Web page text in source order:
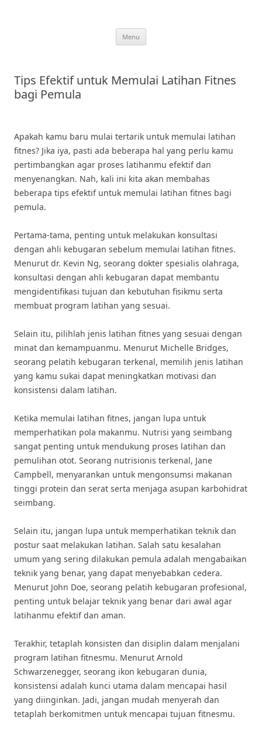
Menu
Tips Efektif untuk Memulai Latihan Fitnes
bagi Pemula
Apakah kamu baru mulai tertarik untuk memulai latihan
fitnes? Jika iya, pasti ada beberapa hal yang perlu kamu
pertimbangkan agar proses latihanmu efektif dan
menyenangkan. Nah, kali ini kita akan membahas
beberapa tips efektif untuk memulai latihan fitnes bagi
pemula.
Pertama-tama, penting untuk melakukan konsultasi
dengan ahli kebugaran sebelum memulai latihan fitnes.
Menurut dr. Kevin Ng, seorang dokter spesialis olahraga,
konsultasi dengan ahli kebugaran dapat membantu
mengidentifikasi tujuan dan kebutuhan fisikmu serta
membuat program latihan yang sesuai.
Selain itu, pilihlah jenis latihan fitnes yang sesuai dengan
minat dan kemampuanmu. Menurut Michelle Bridges,
seorang pelatih kebugaran terkenal, memilih jenis latihan
yang kamu sukai dapat meningkatkan motivasi dan
konsistensi dalam latihan.
Ketika memulai latihan fitnes, jangan lupa untuk
memperhatikan pola makanmu. Nutrisi yang seimbang
sangat penting untuk mendukung proses latihan dan
pemulihan otot. Seorang nutrisionis terkenal, Jane
Campbell, menyarankan untuk mengonsumsi makanan
tinggi protein dan serat serta menjaga asupan karbohidrat
seimbang.
Selain itu, jangan lupa untuk memperhatikan teknik dan
postur saat melakukan latihan. Salah satu kesalahan
umum yang sering dilakukan pemula adalah mengabaikan
teknik yang benar, yang dapat menyebabkan cedera.
Menurut John Doe, seorang pelatih kebugaran profesional,
penting untuk belajar teknik yang benar dari awal agar
latihanmu efektif dan aman.
Terakhir, tetaplah konsisten dan disiplin dalam menjalani
program latihan fitnesmu. Menurut Arnold
Schwarzenegger, seorang ikon kebugaran dunia,
konsistensi adalah kunci utama dalam mencapai hasil
yang diinginkan. Jadi, jangan mudah menyerah dan
tetaplah berkomitmen untuk mencapai tujuan fitnesmu.